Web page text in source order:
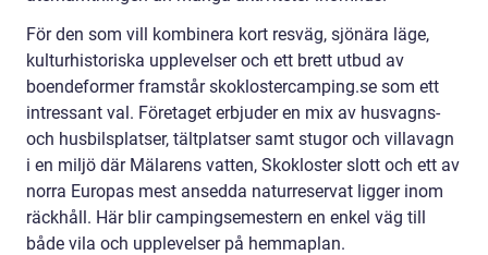
För den som vill kombinera kort resväg, sjönära läge,
kulturhistoriska upplevelser och ett brett utbud av
boendeformer framstår skoklostercamping.se som ett
intressant val. Företaget erbjuder en mix av husvagns-
och husbilsplatser, tältplatser samt stugor och villavagn
i en miljö där Mälarens vatten, Skokloster slott och ett av
norra Europas mest ansedda naturreservat ligger inom
räckhåll. Här blir campingsemestern en enkel väg till
både vila och upplevelser på hemmaplan.